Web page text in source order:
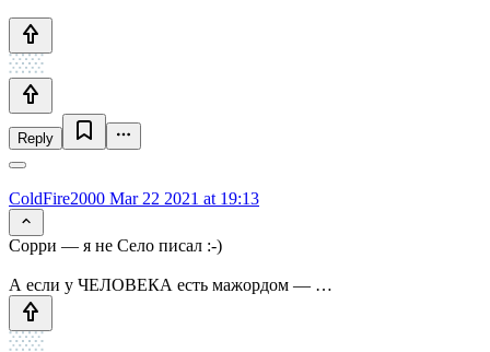
Reply
ColdFire2000 Mar 22 2021 at 19:13
Сорри — я не Село писал :-)
А если у ЧЕЛОВЕКА есть мажордом — …